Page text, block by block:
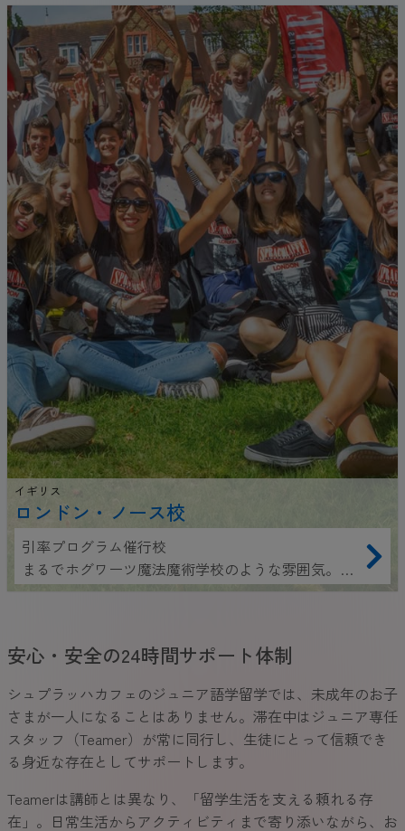
イギリス
ロンドン・ノース校
引率プログラム催行校
まるでホグワーツ魔法魔術学校のような雰囲気。イ
ギリスの学校生活を体験しながら英語を学べます。
安心・安全の24時間サポート体制
シュプラッハカフェのジュニア語学留学では、未成年のお子
さまが一人になることはありません。滞在中はジュニア専任
スタッフ（Teamer）が常に同行し、生徒にとって信頼でき
る身近な存在としてサポートします。
Teamerは講師とは異なり、「留学生活を支える頼れる存
在」。日常生活からアクティビティまで寄り添いながら、お